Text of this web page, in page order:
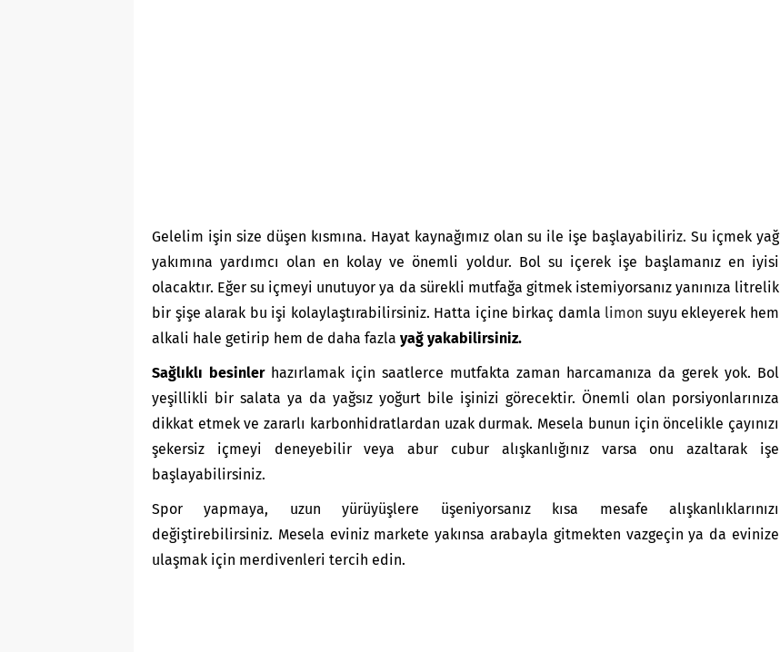
Gelelim işin size düşen kısmına. Hayat kaynağımız olan su ile işe başlayabiliriz. Su içmek yağ
yakımına yardımcı olan en kolay ve önemli yoldur. Bol su içerek işe başlamanız en iyisi
olacaktır. Eğer su içmeyi unutuyor ya da sürekli mutfağa gitmek istemiyorsanız yanınıza litrelik
bir şişe alarak bu işi kolaylaştırabilirsiniz. Hatta içine birkaç damla limon suyu ekleyerek hem
alkali hale getirip hem de daha fazla yağ yakabilirsiniz.
Sağlıklı besinlerhazırlamak için saatlerce mutfakta zaman harcamanıza da gerek yok. Bol
yeşillikli bir salata ya da yağsız yoğurt bile işinizi görecektir. Önemli olan porsiyonlarınıza
dikkat etmek ve zararlı karbonhidratlardan uzak durmak. Mesela bunun için öncelikle çayınızı
şekersiz içmeyi deneyebilir veya abur cubur alışkanlığınız varsa onu azaltarak işe
başlayabilirsiniz.
Spor yapmaya, uzun yürüyüşlere üşeniyorsanız kısa mesafe alışkanlıklarınızı
değiştirebilirsiniz. Mesela eviniz markete yakınsa arabayla gitmekten vazgeçin ya da evinize
ulaşmak için merdivenleri tercih edin.